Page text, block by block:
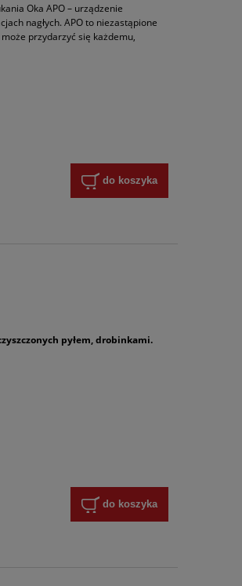
Oka APO – urządzenie
nagłych. APO to niezastąpione
przydarzyć się każdemu,
do koszyka
pyłem, drobinkami.
do koszyka